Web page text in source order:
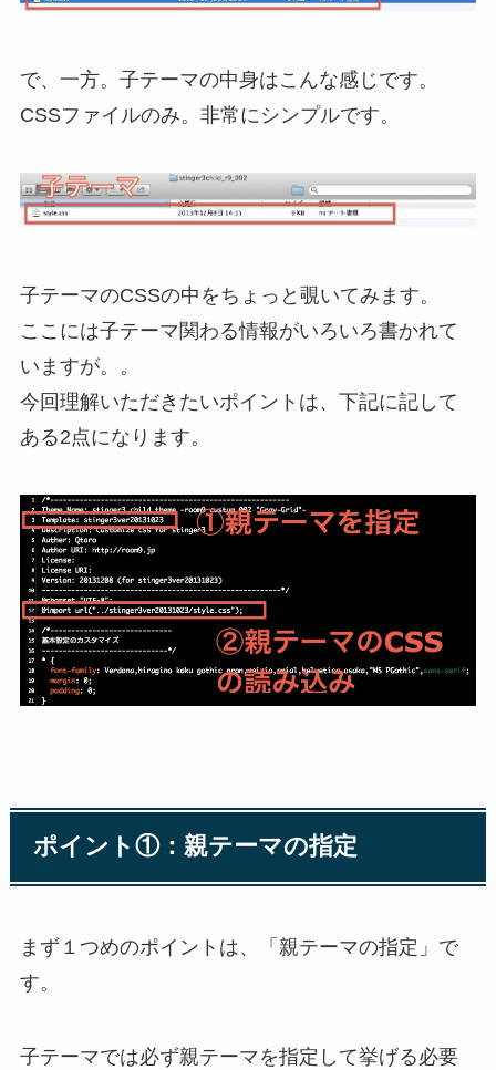
で、一方。子テーマの中身はこんな感じです。
CSSファイルのみ。非常にシンプルです。
子テーマのCSSの中をちょっと覗いてみます。
ここには子テーマ関わる情報がいろいろ書かれて
いますが。。
今回理解いただきたいポイントは、下記に記して
ある2点になります。
ポイント①：親テーマの指定
まず１つめのポイントは、「親テーマの指定」で
す。
子テーマでは必ず親テーマを指定して挙げる必要